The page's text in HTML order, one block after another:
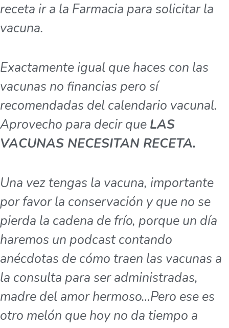
receta ir a la Farmacia para solicitar la
vacuna.
Exactamente igual que haces con las
vacunas no financias pero sí
recomendadas del calendario vacunal.
Aprovecho para decir que LAS
VACUNAS NECESITAN RECETA.
Una vez tengas la vacuna, importante
por favor la conservación y que no se
pierda la cadena de frío, porque un día
haremos un podcast contando
anécdotas de cómo traen las vacunas a
la consulta para ser administradas,
madre del amor hermoso…Pero ese es
otro melón que hoy no da tiempo a